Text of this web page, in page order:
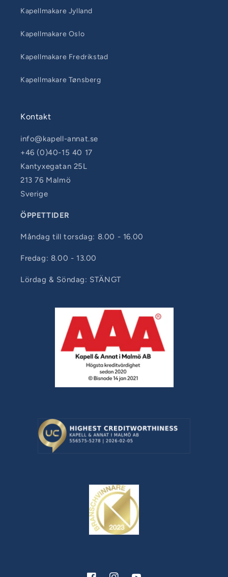
Kapellmakare Jylland
Kapellmakare Oslo
Kapellmakare Fredrikstad
Kapellmakare Tønsberg
Kontakt
info@kapell-annat.se
+46 (0)40-15 40 17
Kantyxegatan 25L
213 76 Malmö
Sverige
ÖPPETTIDER
Måndag till torsdag: 8.00 - 16.00
Fredag: 8.00 - 13.00
Lördag & Söndag: STÄNGT